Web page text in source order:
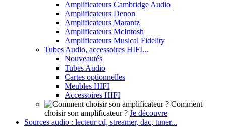
Amplificateurs Cambridge Audio
Amplificateurs Denon
Amplificateurs Marantz
Amplificateurs McIntosh
Amplificateurs Musical Fidelity
Tubes Audio, accessoires HIFI...
Nouveautés
Tubes Audio
Cartes optionnelles
Meubles HIFI
Accessoires HIFI
Comment
choisir son amplificateur ? Je découvre
Sources audio : lecteur cd, streamer, dac, tuner...